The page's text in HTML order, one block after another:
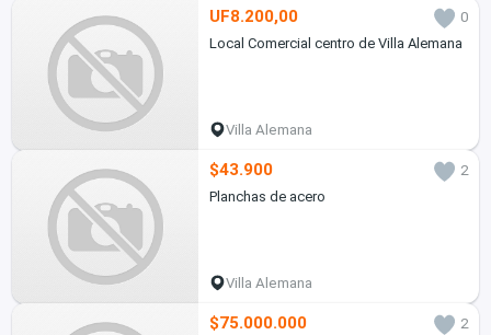
UF8.200,00
0
Local Comercial centro de Villa Alemana
Villa Alemana
$43.900
2
Planchas de acero
Villa Alemana
$75.000.000
2